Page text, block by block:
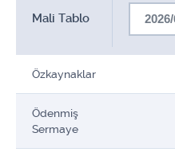
Mali Tablo
Özkaynaklar
Ödenmiş
Sermaye